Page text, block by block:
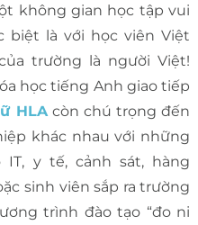
không gian học tập vui
biệt là với học viên Việt
trường là người Việt!
học tiếng Anh giao tiếp
HLAcòn chú trọng đến
khác nhau với những
y tế, cảnh sát, hàng
sinh viên sắp ra trường
trình đào tạo “đo ni